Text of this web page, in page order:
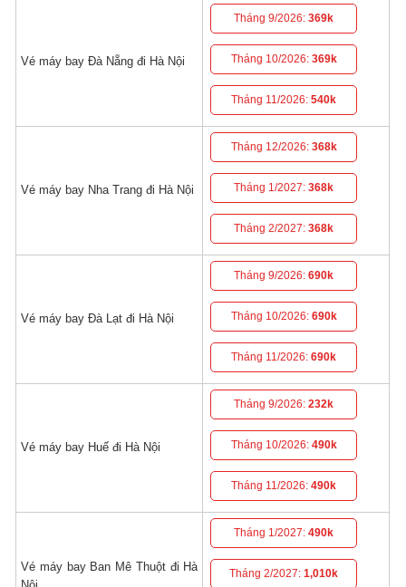
Vé máy bay Đà Nẵng đi Hà Nội
Tháng 9/2026:369k
Tháng 10/2026: 369k
Tháng 11/2026:540k
Vé máy bay Nha Trang đi Hà Nội
Tháng 12/2026: 368k
Tháng 1/2027:368k
Tháng 2/2027:368k
Vé máy bay Đà Lạt đi Hà Nội
Tháng 9/2026:690k
Tháng 10/2026: 690k
Tháng 11/2026:690k
Vé máy bay Huế đi Hà Nội
Tháng 9/2026:232k
Tháng 10/2026: 490k
Tháng 11/2026:490k
Vé máy bay Ban Mê Thuột đi Hà
Tháng 1/2027:490k
Tháng 2/2027:1,010k